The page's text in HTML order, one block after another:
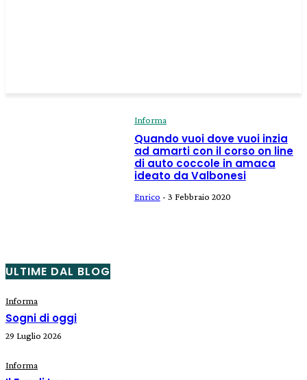
Informa
Quando vuoi dove vuoi inzia
ad amarti con il corso on line
di auto coccole in amaca
ideato da Valbonesi
Enrico - 3 Febbraio 2020
ULTIME DAL BLOG
Informa
Sogni di oggi
29 Luglio 2026
Informa